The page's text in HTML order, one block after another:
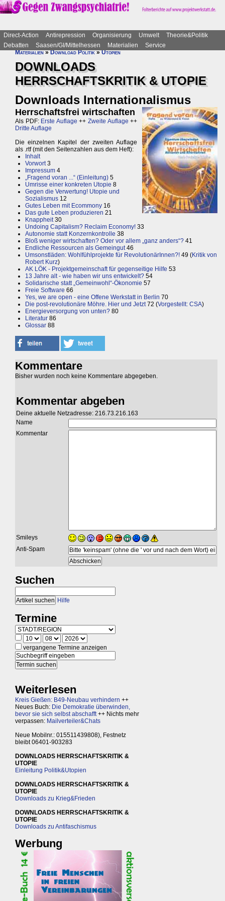
Direct-Action Antirepression Organisierung Umwelt
Theorie&Politik
Debatten
Saasen/GI/Mittelhessen Materialien
Service
Materialien»Download Politik»Utopien
DOWNLOADS
HERRSCHAFTSKRITIK & UTOPIE
Downloads Internationalismus
Herrschaftsfrei wirtschaften
Als PDF: Erste Auflage ++Zweite Auflage ++
Dritte Auflage
Die einzelnen Kapitel der zweiten Auflage
als .rtf (mit den Seitenzahlen aus dem Heft):
Inhalt
Vorwort3
Impressum 4
„Fragend voran ...“ (Einleitung) 5
Umrisse einer konkreten Utopie 8
Gegen die Verwertung! Utopie und
Sozialismus 12
Gutes Leben mit Ecommony 16
Das gute Leben produzieren 21
Knappheit30
Undoing Capitalism? Reclaim Economy! 33
Autonomie statt Konzernkontrolle 38
Bloß weniger wirtschaften? Oder vor allem „ganz anders“? 41
Endliche Ressourcen als Gemeingut46
Umsonstläden: Wohlfühlprojekte für RevolutionärInnen?! 49 (Kritik von
Robert Kurz)
AK LÖK - Projektgemeinschaft für gegenseitige Hilfe 53
13 Jahre alt - wie haben wir uns entwickelt? 54
Solidarische statt „Gemeinwohl“-Ökonomie 57
Freie Software 66
Yes, we are open - eine Offene Werkstatt in Berlin 70
Die post-revolutionäre Möhre. Hier und Jetzt72 (Vorgestellt: CSA)
Energieversorgung von unten? 80
Literatur 86
Glossar 88
Kommentare
Bisher wurden noch keine Kommentare abgegeben.
Kommentar abgeben
Deine aktuelle Netzadresse: 216.73.216.163
Name
Kommentar
Smileys
Anti-Spam
Suchen
Hilfe
Termine
vergangene Termine anzeigen
Weiterlesen
Kreis Gießen: B49-Neubau verhindern ++
Neues Buch: Die Demokratie überwinden,
bevor sie sich selbst abschafft++ Nichts mehr
verpassen: Mailverteiler&Chats
Neue Mobilnr.: 015511439808), Festnetz
bleibt 06401-903283
DOWNLOADS HERRSCHAFTSKRITIK &
UTOPIE
Einleitung Politik&Utopien
DOWNLOADS HERRSCHAFTSKRITIK &
UTOPIE
Downloads zu Krieg&Frieden
DOWNLOADS HERRSCHAFTSKRITIK &
UTOPIE
Downloads zu Antifaschismus
Werbung